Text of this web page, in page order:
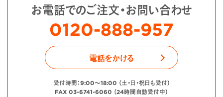
お電話でのご注文・お問い合わせ
0120-888-957
電話をかける
受付時間：9:00〜18:00 （土・日・祝日も受付）
FAX 03-6741-6060 （24時間自動受付中）